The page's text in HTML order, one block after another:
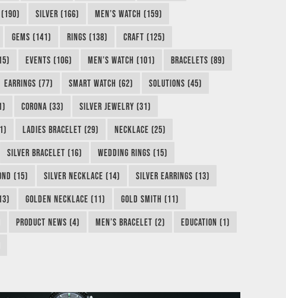
(190) SILVER (166) MEN’S WATCH (159)
GEMS (141) RINGS (138) CRAFT (125)
EVENTS (106) MEN’S WATCH (101) BRACELETS (89)
EARRINGS (77) SMART WATCH (62) SOLUTIONS (45)
CORONA (33) SILVER JEWELRY (31)
LADIES BRACELET (29) NECKLACE (25)
SILVER BRACELET (16) WEDDING RINGS (15)
(15) SILVER NECKLACE (14) SILVER EARRINGS (13)
GOLDEN NECKLACE (11) GOLD SMITH (11)
PRODUCT NEWS (4) MEN’S BRACELET (2) EDUCATION (1)